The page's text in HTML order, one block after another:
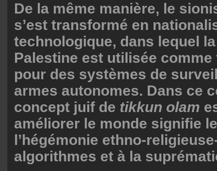
De la même manière, le
s’est transformé en
technologique, dans lequel
Palestine est utilisée comme
pour des systèmes de
armes autonomes. Dans ce
concept juif de tikkun olam
améliorer le monde signifie
l’hégémonie ethno-
algorithmes et à la